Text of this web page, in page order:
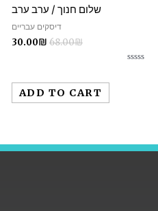
שלום חנוך / ערב ערב
דיסקים עבריים
68.00₪
30.00₪
ADD TO CART